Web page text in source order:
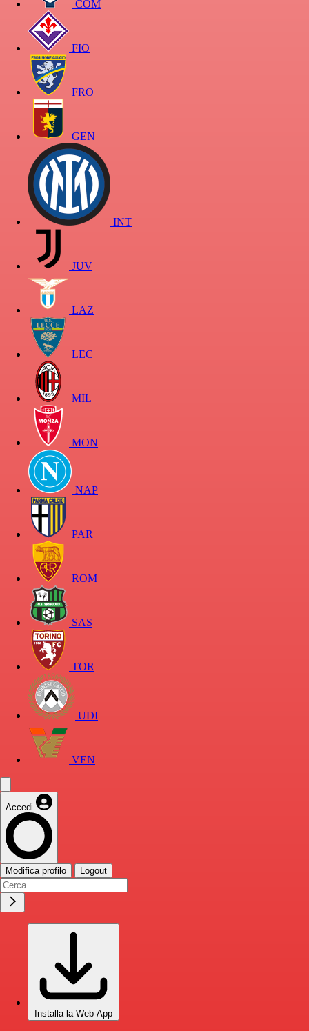
COM
FIO
FRO
GEN
INT
JUV
LAZ
LEC
MIL
MON
NAP
PAR
ROM
SAS
TOR
UDI
VEN
Accedi
Modifica profilo Logout
Installa la Web App